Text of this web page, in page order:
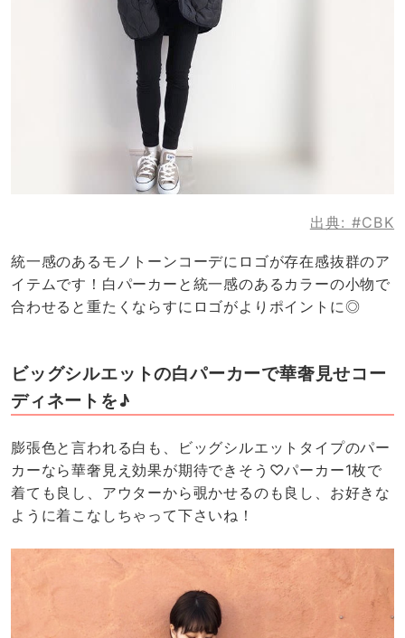
出典: #CBK
統一感のあるモノトーンコーデにロゴが存在感抜群のア
イテムです！白パーカーと統一感のあるカラーの小物で
合わせると重たくならすにロゴがよりポイントに◎
ビッグシルエットの白パーカーで華奢見せコー
ディネートを♪
膨張色と言われる白も、ビッグシルエットタイプのパー
カーなら華奢見え効果が期待できそう♡パーカー1枚で
着ても良し、アウターから覗かせるのも良し、お好きな
ように着こなしちゃって下さいね！